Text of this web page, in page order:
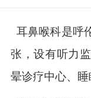
耳鼻喉科是呼
张，设有听力
晕诊疗中心、睡